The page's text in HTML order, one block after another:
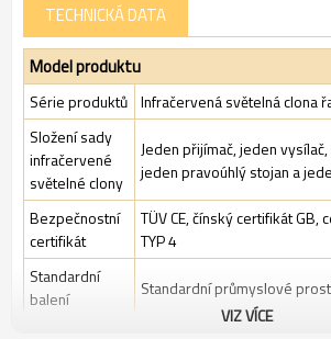
TECHNICKÁ DATA
Model produktu
Série produktů Infračervená světelná clona
Složení sady
infračervené
světelné clony
Jeden přijímač, jeden
jeden pravoúhlý stojan a
Bezpečnostní
certifikát
TÜV CE, čínský certifikát GB,
TYP 4
Standardní
balení
Standardní průmyslové
VIZ VÍCE